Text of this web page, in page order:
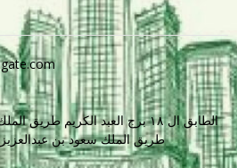
الطابق ال ١٨ برج العبد الكريم
طريق الملك سعود بن عبدالعزيز